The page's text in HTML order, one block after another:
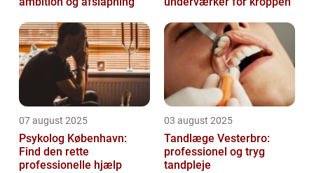
07 august 2025
Psykolog København:
Find den rette
professionelle hjælp
03 august 2025
Tandlæge Vesterbro:
professionel og tryg
tandpleje